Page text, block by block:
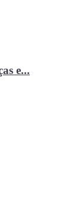
e...